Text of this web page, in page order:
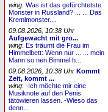
wing:Was ist das gefürchtetste
Monster in Russland? ... ... Das
Kremlmonster....
09.08.2026, 10:38 Uhr
Aufgewacht mit gro...
wing:Es träumt die Frau im
Himmelbett: Wenn nur ... ... mein
Mann so nen Bimmel h...
09.08.2026, 10:38 Uhr Kommt
Zeit, kommt ...
wing:-Ich möchte mir eine
Musiknote auf den Penis
tätowieren lassen. -Wieso das
denn...